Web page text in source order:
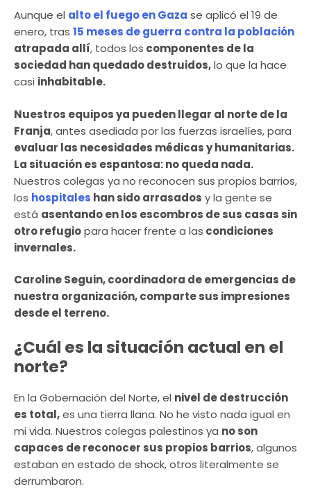
Aunque el alto el fuego en Gaza se aplicó el 19 de
enero, tras 15 meses de guerra contra la población
atrapada allí, todos los componentes de la
sociedad han quedado destruidos,lo que la hace
casi inhabitable.
Nuestros equipos ya pueden llegar al norte de la
Franja, antes asediada por las fuerzas israelíes, para
evaluar las necesidades médicas y humanitarias.
La situación es espantosa: no queda nada.
Nuestros colegas ya no reconocen sus propios barrios,
los hospitales han sido arrasados y la gente se
está asentando en los escombros de sus casas sin
otro refugiopara hacer frente a las condiciones
invernales.
Caroline Seguin, coordinadora de emergencias de
nuestra organización, comparte sus impresiones
desde el terreno.
¿Cuál es la situación actual en el
norte?
En la Gobernación del Norte, el nivel de destrucción
es total,es una tierra llana. No he visto nada igual en
mi vida. Nuestros colegas palestinos ya no son
capaces de reconocer sus propios barrios, algunos
estaban en estado de shock, otros literalmente se
derrumbaron.